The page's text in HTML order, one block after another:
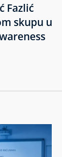
Fazlić
skupu u